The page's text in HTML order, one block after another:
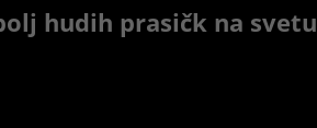
hudih prasičk na svetu